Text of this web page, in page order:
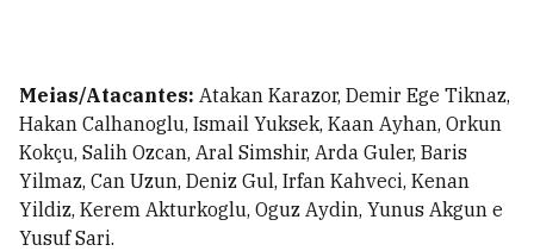
Meias/Atacantes: Atakan Karazor, Demir Ege Tiknaz,
Hakan Calhanoglu, Ismail Yuksek, Kaan Ayhan, Orkun
Kokçu, Salih Ozcan, Aral Simshir, Arda Guler, Baris
Yilmaz, Can Uzun, Deniz Gul, Irfan Kahveci, Kenan
Yildiz, Kerem Akturkoglu, Oguz Aydin, Yunus Akgun e
Yusuf Sari.